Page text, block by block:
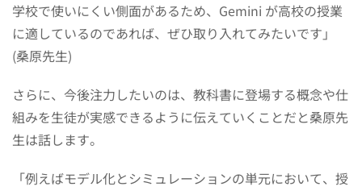
学校で使いにくい側面があるため、Gemini が高校の授業
に適しているのであれば、ぜひ取り入れてみたいです」
(桑原先生)
さらに、今後注力したいのは、教科書に登場する概念や仕
組みを生徒が実感できるように伝えていくことだと桑原先
生は話します。
「例えばモデル化とシミュレーションの単元において、授